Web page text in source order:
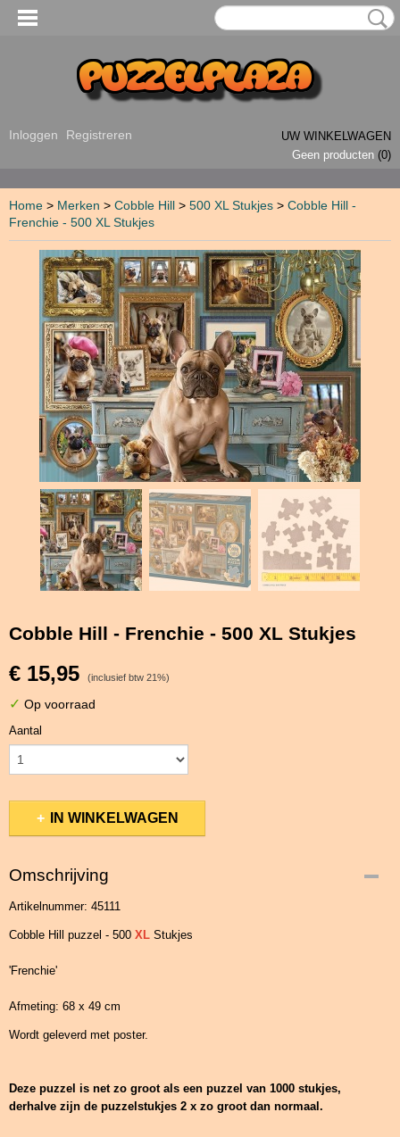
Inloggen Registreren
UW WINKELWAGEN
Geen producten (0)
Home > Merken > Cobble Hill > 500 XL Stukjes > Cobble Hill -
Frenchie - 500 XL Stukjes
Cobble Hill - Frenchie - 500 XL Stukjes
€ 15,95 (inclusief btw 21%)
✓ Op voorraad
Aantal
IN WINKELWAGEN
Omschrijving
Artikelnummer: 45111
Cobble Hill puzzel - 500 XL Stukjes
'Frenchie'
Afmeting: 68 x 49 cm
Wordt geleverd met poster.
Deze puzzel is net zo groot als een puzzel van 1000 stukjes,
derhalve zijn de puzzelstukjes 2 x zo groot dan normaal.